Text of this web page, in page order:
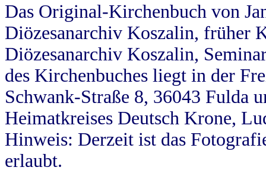
Das Original-Kirchenbuch von
Diözesanarchiv Koszalin, früher
Diözesanarchiv Koszalin,
des Kirchenbuches liegt in der
Schwank-Straße 8, 36043 Fulda
Heimatkreises Deutsch Krone,
Hinweis: Derzeit ist das
erlaubt.